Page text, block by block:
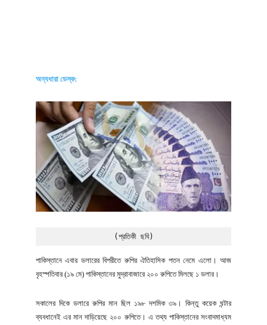
অন্যধারা ডেস্ক:
(প্রতিকী ছবি)
পাকিস্তানে এবার ডলারের বিপরীতে রুপির ঐতিহাসিক পতন নেমে এলো। আজ
বৃহস্পতিবার (১৯ মে) পাকিস্তানের মুদ্রাবাজারে ২০০ রুপিতে মিলছে ১ ডলার।
সকালের দিকে ডলারে রুপির মান ছিল ১৯৮ দশমিক ৩৯। কিন্তু কয়েক ঘন্টার
ব্যবধানেই এর মান দাড়িয়েছে ২০০ রুপিতে। এ তথ্য পাকিস্তানের সংবাদমাধ্যম